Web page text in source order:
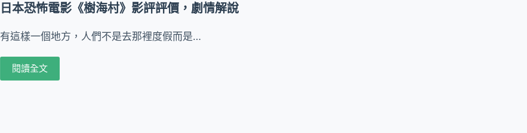
日本恐怖電影《樹海村》影評評價，劇情解說
有這樣一個地方，人們不是去那裡度假而是…
閱讀全文